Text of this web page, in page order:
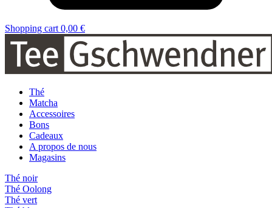
Shopping cart 0,00 €
Thé
Matcha
Accessoires
Bons
Cadeaux
A propos de nous
Magasins
Thé noir
Thé Oolong
Thé vert